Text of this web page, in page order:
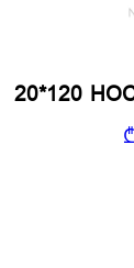
20*120
₾